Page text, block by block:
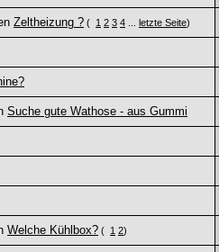
Zeltheizung ? ( 1 2 3 4 letzte Seite)
Suche gute Wathose - aus Gummi
Welche Kühlbox? ( 1 2)